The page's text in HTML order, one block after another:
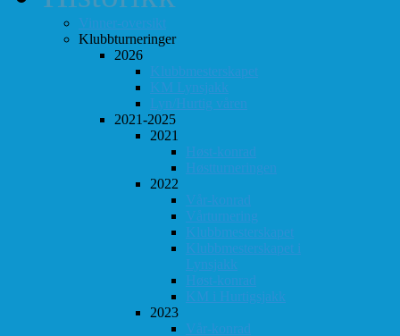
Vinner-oversikt
Klubbturneringer
2026
Klubbmesterskapet
KM Lynsjakk
Lyn/Hurtig våren
2021-2025
2021
Høst-konrad
Høstturneringen
2022
Vår-konrad
Vårturnering
Klubbmesterskapet
Klubbmesterskapet i
Lynsjakk
Høst-konrad
KM i Hurtigsjakk
2023
Vår-konrad